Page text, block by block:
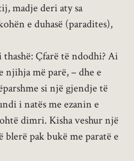
madje deri aty sa
e duhasë (paradites),
Çfarë të ndodhi? Ai
njihja më parë, – dhe e
si një gjendje të
i natës me ezanin e
dimri. Kisha veshur një
blerë pak bukë me paratë e